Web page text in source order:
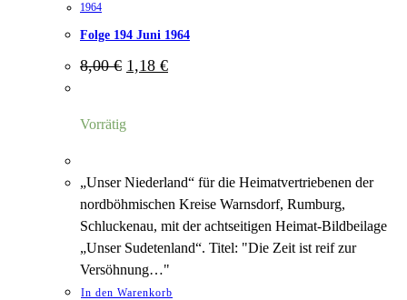
1964
Folge 194 Juni 1964
8,00€ Ursprünglicher
Preis
1,18 €Aktueller
Preis
Vorrätig
„Unser Niederland“ für die Heimatvertriebenen der
nordböhmischen Kreise Warnsdorf, Rumburg,
Schluckenau, mit der achtseitigen Heimat-Bildbeilage
„Unser Sudetenland“. Titel: "Die Zeit ist reif zur
Versöhnung…"
In den Warenkorb